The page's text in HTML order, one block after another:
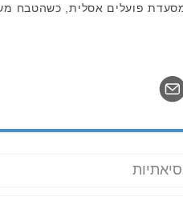
פועלים אסלית, כשהטבח